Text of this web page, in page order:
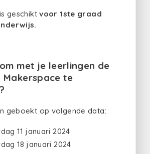
geschiktvoor 1ste graad
met je leerlingen de
Makerspace te
geboekt op volgende data:
11 januari 2024
18 januari 2024